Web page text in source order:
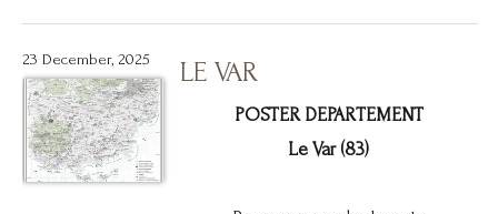
23 December, 2025 LE VAR
POSTER DEPARTEMENT
Le Var (83)